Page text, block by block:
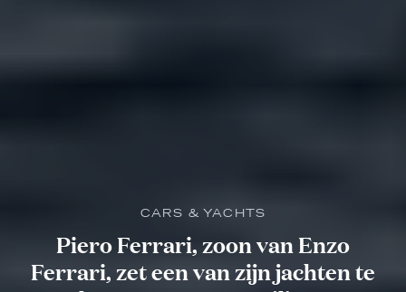
CARS & YACHTS
Piero Ferrari, zoon van Enzo
Ferrari, zet een van zijn jachten te